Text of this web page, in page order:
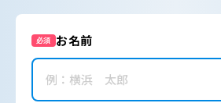
必須 お名前